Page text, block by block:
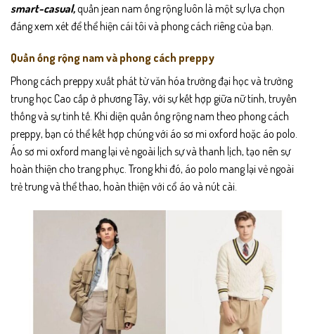
smart-casual,quần jean nam ống rộng luôn là một sự lựa chọn
đáng xem xét để thể hiện cái tôi và phong cách riêng của bạn.
Quần ống rộng nam và phong cách preppy
Phong cách preppy xuất phát từ văn hóa trường đại học và trường
trung học Cao cấp ở phương Tây, với sự kết hợp giữa nữ tính, truyền
thống và sự tinh tế. Khi diện quần ống rộng nam theo phong cách
preppy, bạn có thể kết hợp chúng với áo sơ mi oxford hoặc áo polo.
Áo sơ mi oxford mang lại vẻ ngoài lịch sự và thanh lịch, tạo nên sự
hoàn thiện cho trang phục. Trong khi đó, áo polo mang lại vẻ ngoài
trẻ trung và thể thao, hoàn thiện với cổ áo và nút cài.